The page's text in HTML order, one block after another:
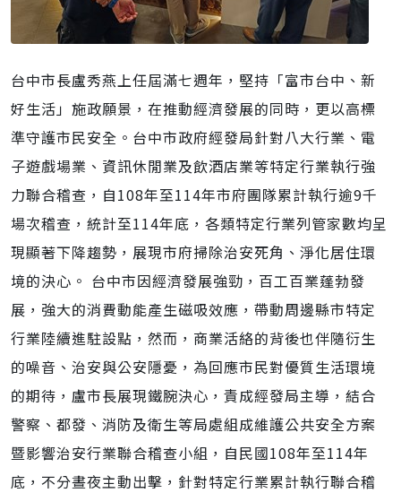
台中市長盧秀燕上任屆滿七週年，堅持「富市台中、新
好生活」施政願景，在推動經濟發展的同時，更以高標
準守護市民安全。台中市政府經發局針對八大行業、電
子遊戲場業、資訊休閒業及飲酒店業等特定行業執行強
力聯合稽查，自108年至114年市府團隊累計執行逾9千
場次稽查，統計至114年底，各類特定行業列管家數均呈
現顯著下降趨勢，展現市府掃除治安死角、淨化居住環
境的決心。 台中市因經濟發展強勁，百工百業蓬勃發
展，強大的消費動能產生磁吸效應，帶動周邊縣市特定
行業陸續進駐設點，然而，商業活絡的背後也伴隨衍生
的噪音、治安與公安隱憂，為回應市民對優質生活環境
的期待，盧市長展現鐵腕決心，責成經發局主導，結合
警察、都發、消防及衛生等局處組成維護公共安全方案
暨影響治安行業聯合稽查小組，自民國108年至114年
底，不分晝夜主動出擊，針對特定行業累計執行聯合稽